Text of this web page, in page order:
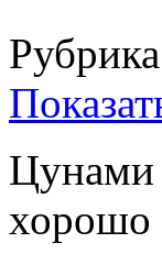
Цунами
хорошо